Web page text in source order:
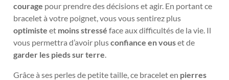
courage pour prendre des décisions et agir. En portant ce
bracelet à votre poignet, vous vous sentirez plus
optimiste et moins stresséface aux difficultés de la vie. Il
vous permettra d’avoir plusconfiance en vouset de
garder les pieds sur terre
Grâce à ses perles de petite taille, ce bracelet en pierres